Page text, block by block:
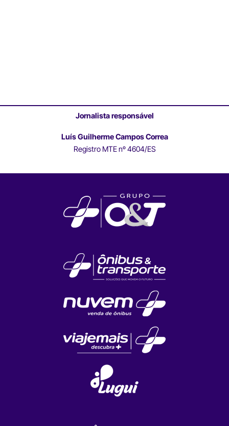
Jornalista responsável
Luís Guilherme Campos Correa
Registro MTE nº 4604/ES